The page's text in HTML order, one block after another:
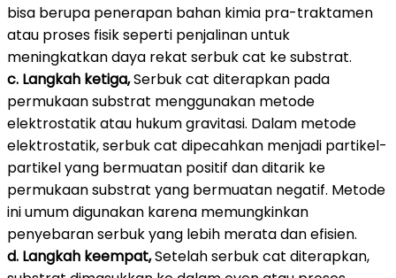
bisa berupa penerapan bahan kimia pra-traktamen
atau proses fisik seperti penjalinan untuk
meningkatkan daya rekat serbuk cat ke substrat.
c. Langkah ketiga,Serbuk cat diterapkan pada
permukaan substrat menggunakan metode
elektrostatik atau hukum gravitasi. Dalam metode
elektrostatik, serbuk cat dipecahkan menjadi partikel-
partikel yang bermuatan positif dan ditarik ke
permukaan substrat yang bermuatan negatif. Metode
ini umum digunakan karena memungkinkan
penyebaran serbuk yang lebih merata dan efisien.
d. Langkah keempat,Setelah serbuk cat diterapkan,